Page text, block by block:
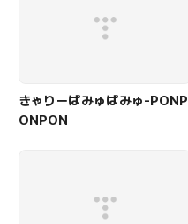
きゃりーぱみゅぱみゅ-PONP
ONPON